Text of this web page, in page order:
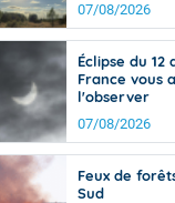
de
des
Bulletins
Bulletins
d'avalanche
Météo des
Vigicrues
07/08/2026
Éclipse du 12
France vous
l'observer
07/08/2026
Feux de
Sud